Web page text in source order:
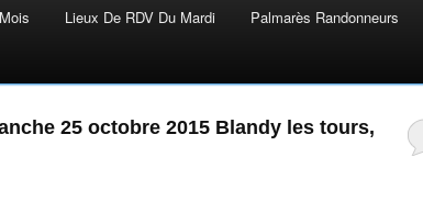
Lieux De RDV Du Mardi Palmarès Randonneurs
25 octobre 2015 Blandy les tours,